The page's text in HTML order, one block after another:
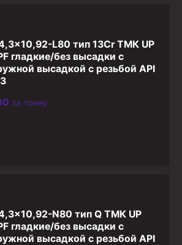
L80 тип 13Cr ТМК UP
гладкие/без высадки с
высадкой с резьбой API
за тонну
N80 тип Q ТМК UP
гладкие/без высадки с
высадкой с резьбой API